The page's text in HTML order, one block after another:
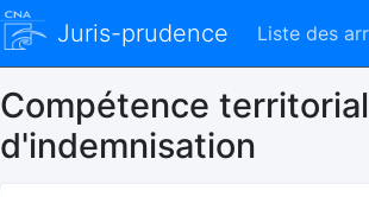
Juris-prudence Liste des
Compétence
d'indemnisation